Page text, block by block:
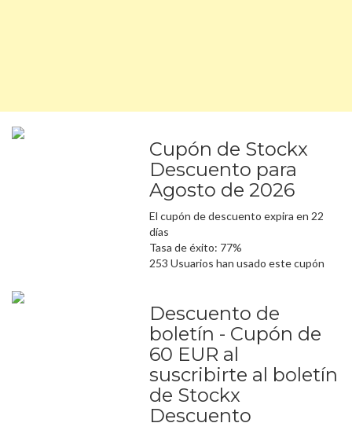
Cupón de Stockx
Descuento para
Agosto de 2026
El cupón de descuento expira en 22
días
Tasa de éxito: 77%
253 Usuarios han usado este cupón
Descuento de
boletín - Cupón de
60 EUR al
suscribirte al boletín
de Stockx
Descuento